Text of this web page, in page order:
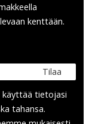
kenttään.
Tilaa
käyttää tietojasi
tahansa.